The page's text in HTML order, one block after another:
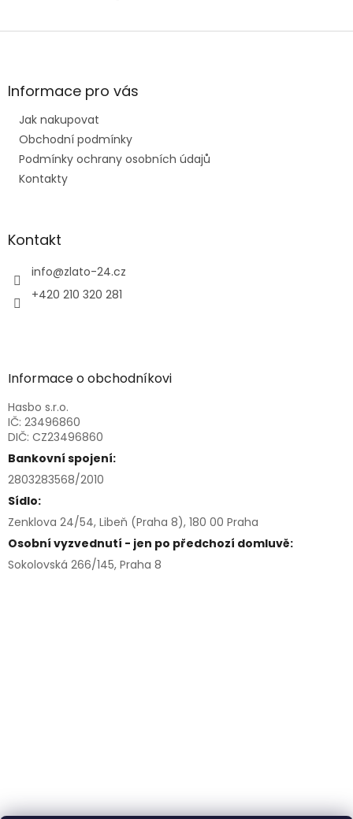
Z
aInformace pro vás
Jak nakupovat
Obchodní podmínky
Podmínky ochrany osobních údajů
Kontakty
Kontakt
info@zlato-24.cz
+420 210 320 281
Informace o obchodníkovi
Hasbo s.r.o.
IČ: 23496860
DIČ: CZ23496860
Bankovní spojení:
2803283568/2010
Sídlo:
Zenklova 24/54, Libeň (Praha 8), 180 00 Praha
Osobní vyzvednutí - jen po předchozí domluvě:
Sokolovská 266/145, Praha 8